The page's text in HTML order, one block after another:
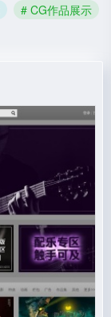
# CG作品展示